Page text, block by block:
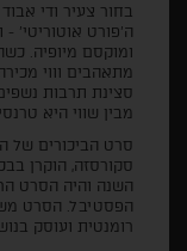
בחור צעיר ודי
ה'פורט אוטוריטי' -
ומוקסם מיופיה.
מתאהבים וווי
סצינת תרבות
מבין שווי היא
סרט הביכורים של
סקורסזה, הוקרן
השנה והיה הסרט
הפסטיבל. הסרט
רומנטית ועוסק